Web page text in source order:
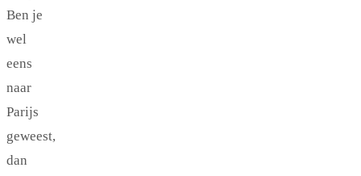
Ben je
wel
eens
naar
Parijs
geweest,
dan